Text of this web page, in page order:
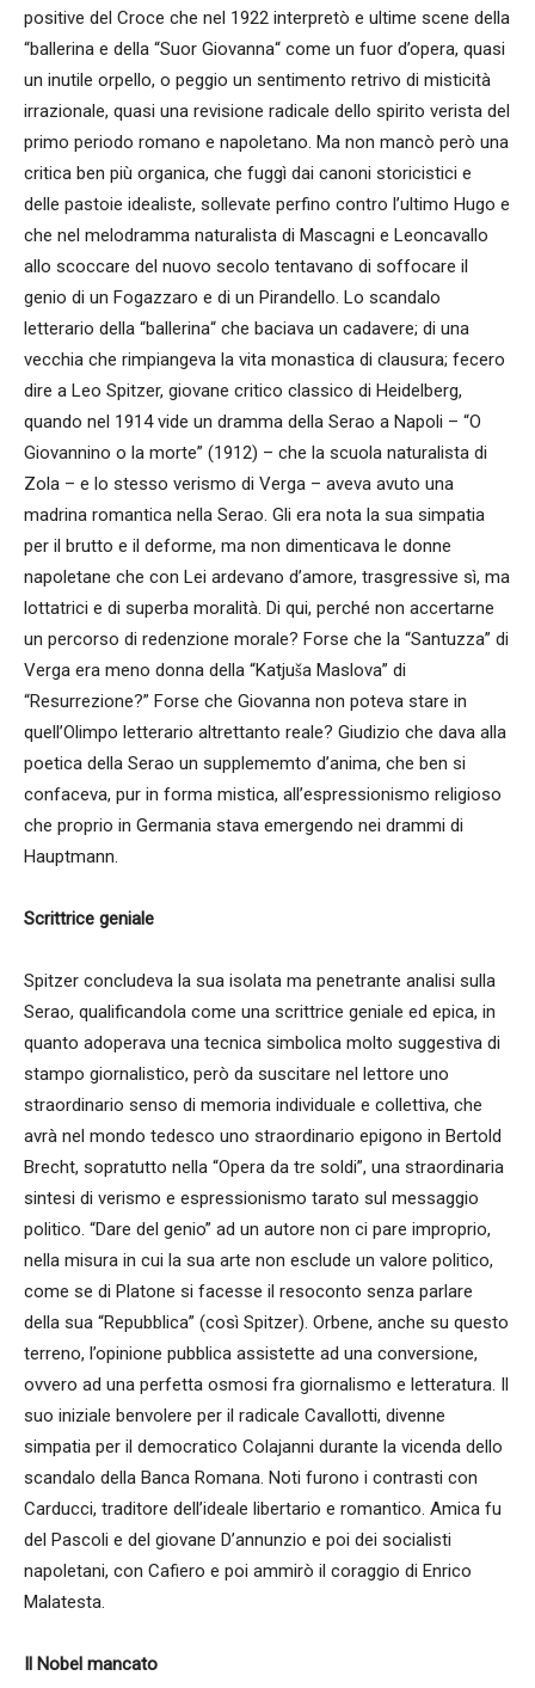
positive del Croce che nel 1922 interpretò e ultime scene della
“ballerina e della “Suor Giovanna“ come un fuor d’opera, quasi
un inutile orpello, o peggio un sentimento retrivo di misticità
irrazionale, quasi una revisione radicale dello spirito verista del
primo periodo romano e napoletano. Ma non mancò però una
critica ben più organica, che fuggì dai canoni storicistici e
delle pastoie idealiste, sollevate perfino contro l’ultimo Hugo e
che nel melodramma naturalista di Mascagni e Leoncavallo
allo scoccare del nuovo secolo tentavano di soffocare il
genio di un Fogazzaro e di un Pirandello. Lo scandalo
letterario della “ballerina“ che baciava un cadavere; di una
vecchia che rimpiangeva la vita monastica di clausura; fecero
dire a Leo Spitzer, giovane critico classico di Heidelberg,
quando nel 1914 vide un dramma della Serao a Napoli – “O
Giovannino o la morte” (1912) – che la scuola naturalista di
Zola – e lo stesso verismo di Verga – aveva avuto una
madrina romantica nella Serao. Gli era nota la sua simpatia
per il brutto e il deforme, ma non dimenticava le donne
napoletane che con Lei ardevano d’amore, trasgressive sì, ma
lottatrici e di superba moralità. Di qui, perché non accertarne
un percorso di redenzione morale? Forse che la “Santuzza” di
Verga era meno donna della “Katjuša Maslova” di
“Resurrezione?” Forse che Giovanna non poteva stare in
quell’Olimpo letterario altrettanto reale? Giudizio che dava alla
poetica della Serao un supplememto d’anima, che ben si
confaceva, pur in forma mistica, all’espressionismo religioso
che proprio in Germania stava emergendo nei drammi di
Hauptmann.
Scrittrice geniale
Spitzer concludeva la sua isolata ma penetrante analisi sulla
Serao, qualificandola come una scrittrice geniale ed epica, in
quanto adoperava una tecnica simbolica molto suggestiva di
stampo giornalistico, però da suscitare nel lettore uno
straordinario senso di memoria individuale e collettiva, che
avrà nel mondo tedesco uno straordinario epigono in Bertold
Brecht, sopratutto nella “Opera da tre soldi”, una straordinaria
sintesi di verismo e espressionismo tarato sul messaggio
politico. “Dare del genio” ad un autore non ci pare improprio,
nella misura in cui la sua arte non esclude un valore politico,
come se di Platone si facesse il resoconto senza parlare
della sua “Repubblica” (così Spitzer). Orbene, anche su questo
terreno, l’opinione pubblica assistette ad una conversione,
ovvero ad una perfetta osmosi fra giornalismo e letteratura. Il
suo iniziale benvolere per il radicale Cavallotti, divenne
simpatia per il democratico Colajanni durante la vicenda dello
scandalo della Banca Romana. Noti furono i contrasti con
Carducci, traditore dell’ideale libertario e romantico. Amica fu
del Pascoli e del giovane D’annunzio e poi dei socialisti
napoletani, con Cafiero e poi ammirò il coraggio di Enrico
Malatesta.
Il Nobel mancato